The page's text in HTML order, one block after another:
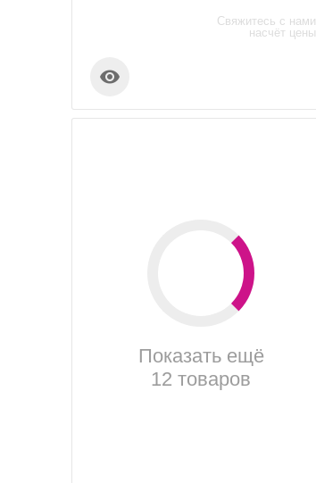
Свяжитесь с нами
насчёт цены

Показать ещё
12 товаров